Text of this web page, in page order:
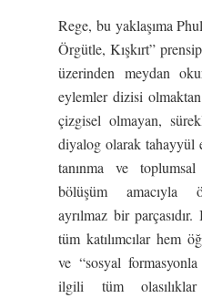
Rege, bu yaklaşıma
Örgütle, Kışkırt”
üzerinden meydan
eylemler dizisi
çizgisel olmayan,
diyalog olarak
tanınma ve
bölüşüm amacıyla
ayrılmaz bir
tüm katılımcılar hem
ve “sosyal
ilgili tüm